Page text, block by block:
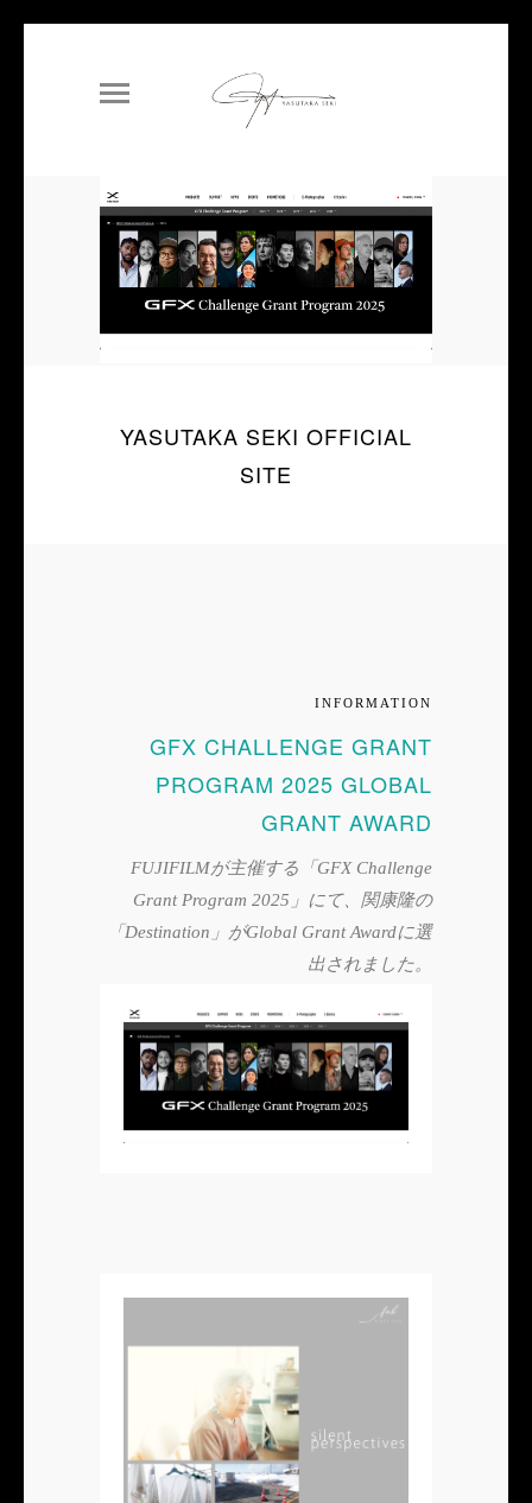
YASUTAKA SEKI OFFICIAL
SITE
INFORMATION
GFX CHALLENGE GRANT
PROGRAM 2025 GLOBAL
GRANT AWARD
FUJIFILMが主催する「GFX Challenge
Grant Program 2025」にて、関康隆の
「Destination」がGlobal Grant Awardに選
出されました。